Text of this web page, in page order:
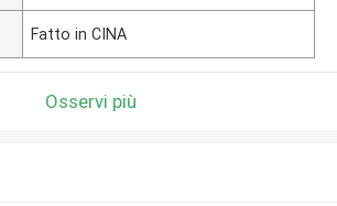
Fatto in CINA
Osservi più